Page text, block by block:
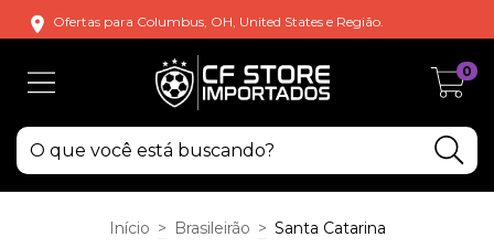
Ofertas para Columbus, OH, United States e Região.
0
Início > Brasileirão > Santa Catarina